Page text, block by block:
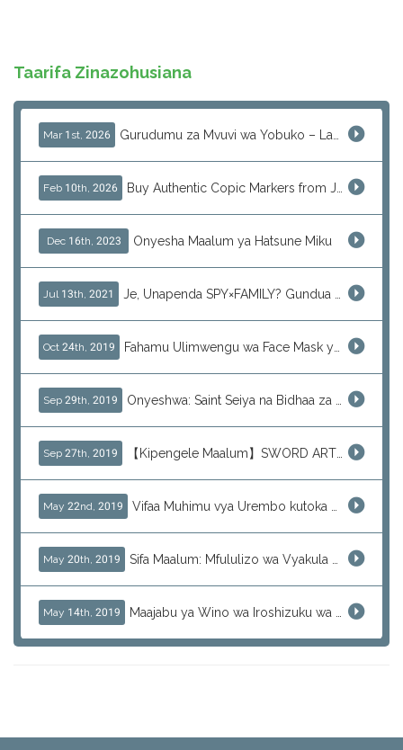
Taarifa Zinazohusiana
Mar 1st, 2026
Feb 10th, 2026
Dec 16th, 2023 Onyesha Maalum ya Hatsune Miku
Jul 13th, 2021
Oct 24th, 2019
Sep 29th, 2019
Sep 27th, 2019
May 22nd, 2019
May 20th, 2019
May 14th, 2019